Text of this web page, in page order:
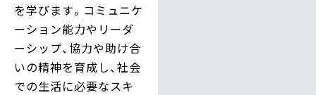
を学びます。コミュニケ
ーション能力やリーダ
ーシップ、協力や助け合
いの精神を育成し、社会
での生活に必要なスキ